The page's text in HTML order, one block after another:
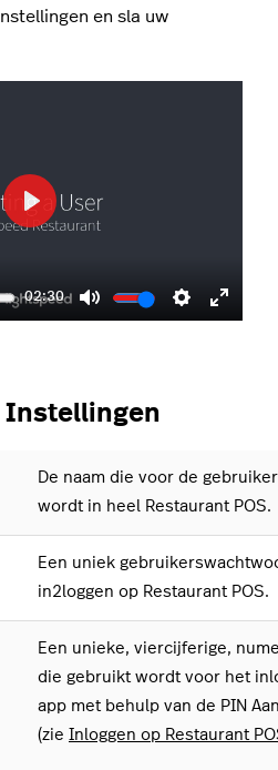
en sla uw
02:30
Mute Settings
Enter
Play
Instellingen
De naam die voor de
wordt in heel Restaurant POS.
Een uniek
in2loggen op Restaurant POS.
Een unieke, viercijferige,
die gebruikt wordt voor het
app met behulp van de PIN
(zie Inloggen op Restaurant